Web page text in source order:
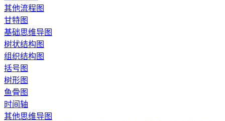
其他流程图
甘特图
基础思维导图
树状结构图
组织结构图
括号图
树形图
鱼骨图
时间轴
其他思维导图